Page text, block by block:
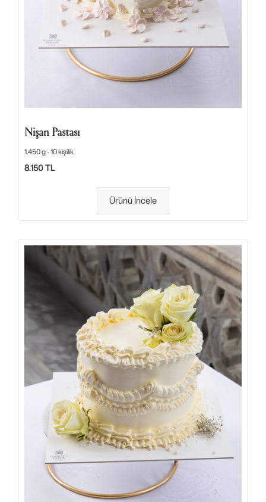
Nişan Pastası
1.450 g - 10 kişilik
8.150 TL
Ürünü İncele